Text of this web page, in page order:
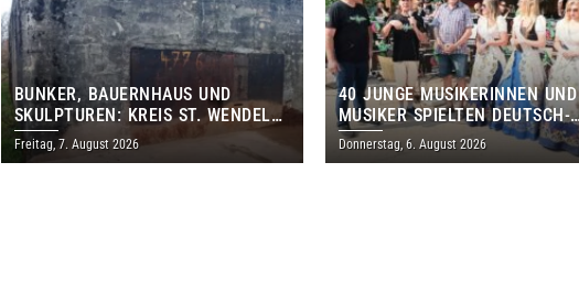
BUNKER, BAUERNHAUS UND
SKULPTUREN: KREIS ST. WENDEL
LÄDT ZUM TAG DES OFFENEN
DENKMALS EIN
Freitag, 7. August 2026
40 JUNGE MUSIKERINNEN UND
MUSIKER SPIELTEN DEUTSCH-
BRASILIANISCHES
THOLEY
Donnerstag, 6. August 2026